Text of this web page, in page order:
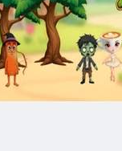
Тунг Тунг Сахур